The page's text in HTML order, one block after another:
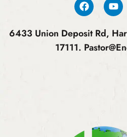
6433 Union Deposit Rd,
17111.